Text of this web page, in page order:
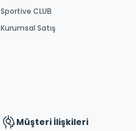
Sportive CLUB
Kurumsal Satış
Müşteri İlişkileri